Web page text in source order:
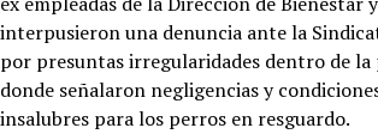
interpusieron una denuncia ante la
por presuntas irregularidades dentro de
donde señalaron negligencias y
insalubres para los perros en resguardo.